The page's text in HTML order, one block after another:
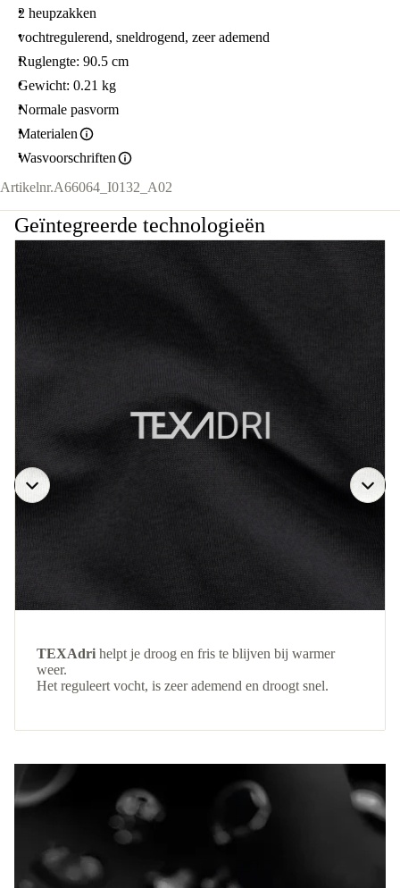
2 heupzakken
vochtregulerend, sneldrogend, zeer ademend
Ruglengte: 90.5 cm
Gewicht: 0.21 kg
Normale pasvorm
Materialen
Wasvoorschriften
Artikelnr.A66064_I0132_A02
Geïntegreerde technologieën
TEXAdri helpt je droog en fris te blijven bij warmer
weer.
Het reguleert vocht, is zeer ademend en droogt snel.